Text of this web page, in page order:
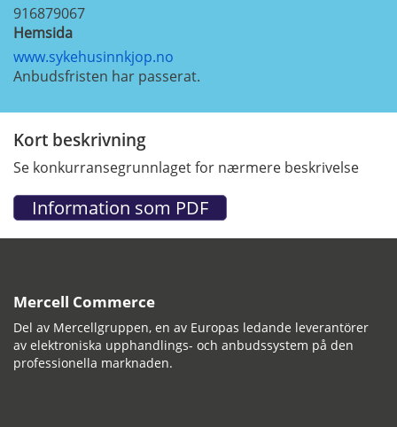
916879067
Hemsida
www.sykehusinnkjop.no
Anbudsfristen har passerat.
Kort beskrivning
Se konkurransegrunnlaget for nærmere beskrivelse
Mercell Commerce
Del av Mercellgruppen, en av Europas ledande leverantörer
av elektroniska upphandlings- och anbudssystem på den
professionella marknaden.